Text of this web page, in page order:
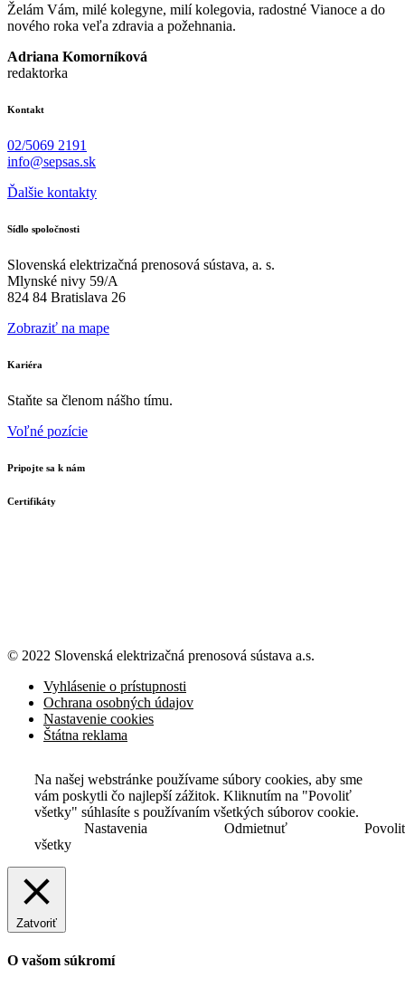
Želám Vám, milé kolegyne, milí kolegovia, radostné Vianoce a do
nového roka veľa zdravia a požehnania.
Adriana Komorníková
redaktorka
Kontakt
02/5069 2191
info@sepsas.sk
Ďalšie kontakty
Sídlo spoločnosti
Slovenská elektrizačná prenosová sústava, a. s.
Mlynské nivy 59/A
824 84 Bratislava 26
Zobraziť na mape
Kariéra
Staňte sa členom nášho tímu.
Voľné pozície
Pripojte sa k nám
Certifikáty
© 2022 Slovenská elektrizačná prenosová sústava a.s.
Vyhlásenie o prístupnosti
Ochrana osobných údajov
Nastavenie cookies
Štátna reklama
Na našej webstránke používame súbory cookies, aby sme
vám poskytli čo najlepší zážitok. Kliknutím na "Povoliť
všetky" súhlasíte s používaním všetkých súborov cookie.
Nastavenia
Odmietnuť
všetky
Zatvoriť
O vašom súkromí